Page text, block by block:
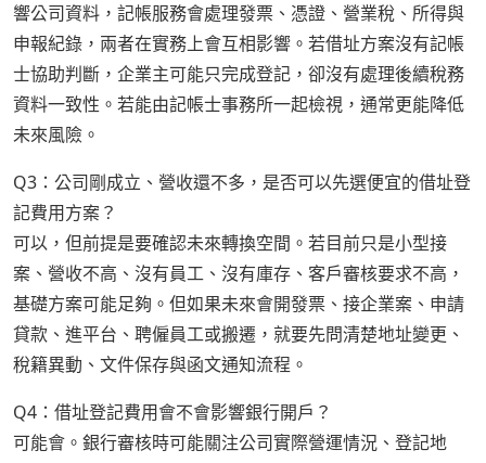
響公司資料，記帳服務會處理發票、憑證、營業稅、所得與
申報紀錄，兩者在實務上會互相影響。若借址方案沒有記帳
士協助判斷，企業主可能只完成登記，卻沒有處理後續稅務
資料一致性。若能由記帳士事務所一起檢視，通常更能降低
未來風險。
Q3：公司剛成立、營收還不多，是否可以先選便宜的借址登
記費用方案？
可以，但前提是要確認未來轉換空間。若目前只是小型接
案、營收不高、沒有員工、沒有庫存、客戶審核要求不高，
基礎方案可能足夠。但如果未來會開發票、接企業案、申請
貸款、進平台、聘僱員工或搬遷，就要先問清楚地址變更、
稅籍異動、文件保存與函文通知流程。
Q4：借址登記費用會不會影響銀行開戶？
可能會。銀行審核時可能關注公司實際營運情況、登記地